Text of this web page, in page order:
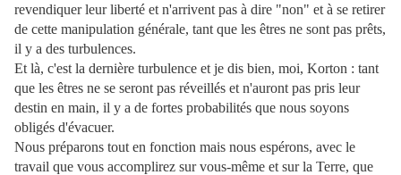
revendiquer leur liberté et n'arrivent pas à dire "non" et à se retirer
de cette manipulation générale, tant que les êtres ne sont pas prêts,
il y a des turbulences.
Et là, c'est la dernière turbulence et je dis bien, moi, Korton : tant
que les êtres ne se seront pas réveillés et n'auront pas pris leur
destin en main, il y a de fortes probabilités que nous soyons
obligés d'évacuer.
Nous préparons tout en fonction mais nous espérons, avec le
travail que vous accomplirez sur vous-même et sur la Terre, que